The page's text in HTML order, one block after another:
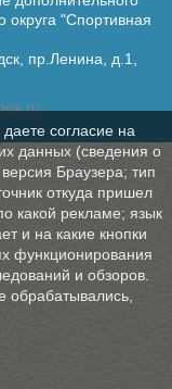
округа "Спортивная
пр.Ленина, д.1,
согласие на
данных (сведения о
Браузера; тип
откуда пришел
какой рекламе; язык
и на какие кнопки
функционирования
и обзоров.
обрабатывались,